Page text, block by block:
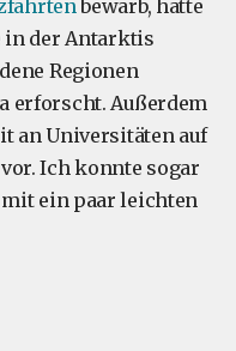
bewarb, hatte
in der Antarktis
Regionen
erforscht. Außerdem
an Universitäten auf
Ich konnte sogar
ein paar leichten